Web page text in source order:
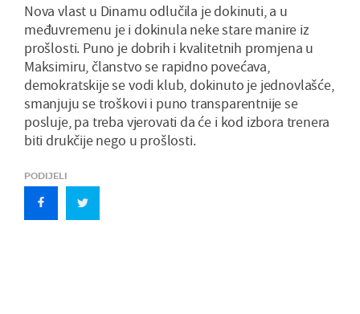
Nova vlast u Dinamu odlučila je dokinuti, a u
međuvremenu je i dokinula neke stare manire iz
prošlosti. Puno je dobrih i kvalitetnih promjena u
Maksimiru, članstvo se rapidno povećava,
demokratskije se vodi klub, dokinuto je jednovlašće,
smanjuju se troškovi i puno transparentnije se
posluje, pa treba vjerovati da će i kod izbora trenera
biti drukčije nego u prošlosti.
PODIJELI